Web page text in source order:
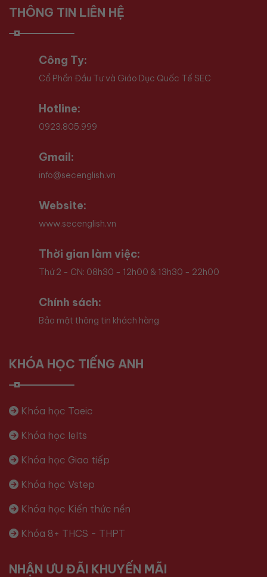
THÔNG TIN LIÊN HỆ
Công Ty:
Cổ Phần Đầu Tư và Giáo Dục Quốc Tế SEC
Hotline:
0923.805.999
Gmail:
info@secenglish.vn
Website:
www.secenglish.vn
Thời gian làm việc:
Thứ 2 - CN: 08h30 - 12h00 & 13h30 - 22h00
Chính sách:
Bảo mật thông tin khách hàng
KHÓA HỌC TIẾNG ANH
Khóa học Toeic
Khóa học Ielts
Khóa học Giao tiếp
Khóa học Vstep
Khóa học Kiến thức nền
Khóa 8+ THCS - THPT
NHẬN ƯU ĐÃI KHUYẾN MÃI